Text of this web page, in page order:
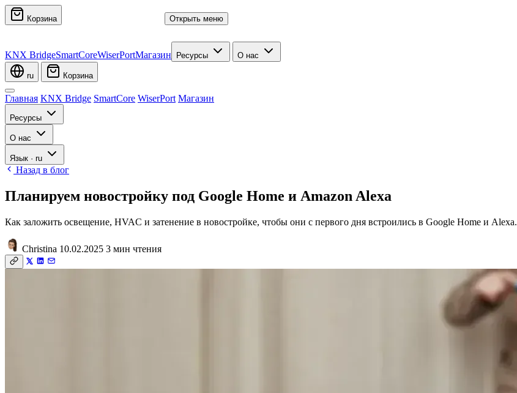
Корзина Открыть меню
KNX BridgeSmartCoreWiserPortМагазин Ресурсы О нас
ru Корзина
Главная KNX Bridge SmartCore WiserPort Магазин
Ресурсы
О нас
Язык · ru
Назад в блог
Планируем новостройку под Google Home и Amazon Alexa
Как заложить освещение, HVAC и затенение в новостройке, чтобы они с первого дня встроились в Google Home и Alexa.
Christina 10.02.2025 3 мин чтения